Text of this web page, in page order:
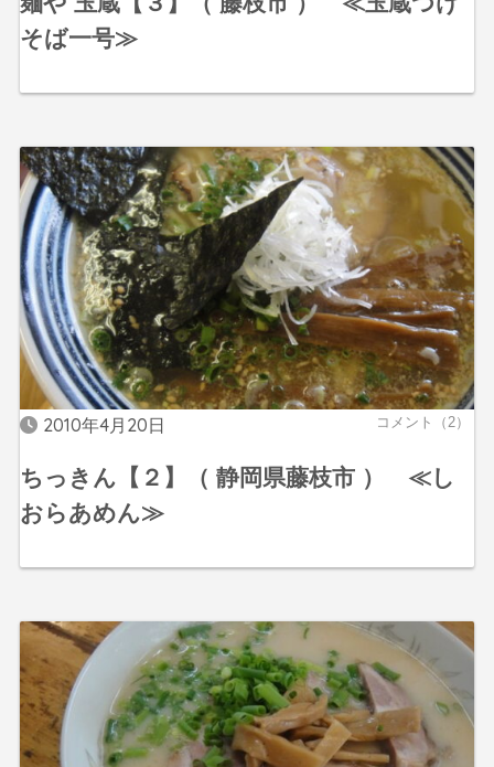
そば一号≫
2010年4月20日 コメント（2）
ちっきん【２】（ 静岡県藤枝市 ） ≪し
おらあめん≫